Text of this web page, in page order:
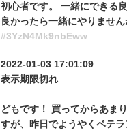
初心者です。 一緒にできる
良かったら一緒にやりません
#3YzN4Mk9nbEww
2022-01-03 17:01:09
表示期限切れ
どもです！ 買ってからあま
すが、昨日でようやくベテ